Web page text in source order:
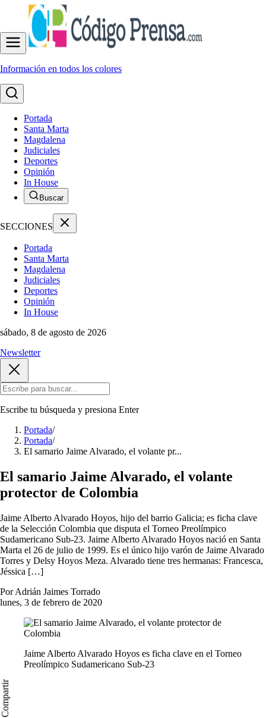
Información en todos los colores
Portada
Santa Marta
Magdalena
Judiciales
Deportes
Opinión
In House
Buscar
SECCIONES
Portada
Santa Marta
Magdalena
Judiciales
Deportes
Opinión
In House
sábado, 8 de agosto de 2026
Newsletter
Escribe tu búsqueda y presiona Enter
Portada/
Portada/
El samario Jaime Alvarado, el volante pr...
El samario Jaime Alvarado, el volante
protector de Colombia
Jaime Alberto Alvarado Hoyos, hijo del barrio Galicia; es ficha clave
de la Selección Colombia que disputa el Torneo Preolímpico
Sudamericano Sub-23. Jaime Alberto Alvarado Hoyos nació en Santa
Marta el 26 de julio de 1999. Es el único hijo varón de Jaime Alvarado
Torres y Delsy Hoyos Meza. Alvarado tiene tres hermanas: Francesca,
Jéssica […]
Por Adrián Jaimes Torrado
lunes, 3 de febrero de 2020
Jaime Alberto Alvarado Hoyos es ficha clave en el Torneo
Preolímpico Sudamericano Sub-23
Compartir